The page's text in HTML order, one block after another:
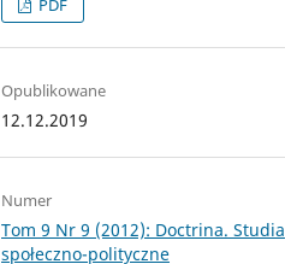
PDF
Opublikowane
12.12.2019
Numer
Tom 9 Nr 9 (2012): Doctrina. Studia
społeczno-polityczne